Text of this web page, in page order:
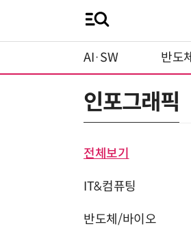
AI·SW 반도체
인포그래픽
전체보기
IT&컴퓨팅
반도체/바이오